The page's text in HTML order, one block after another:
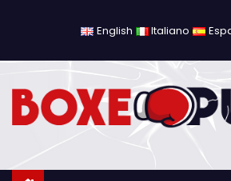
c
English Italiano